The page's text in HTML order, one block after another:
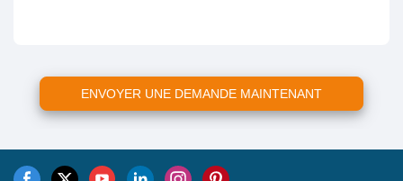
ENVOYER UNE DEMANDE MAINTENANT